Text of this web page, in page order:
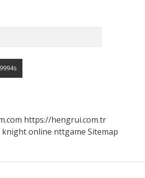
https://hengrui.com.tr
knight online nttgame Sitemap